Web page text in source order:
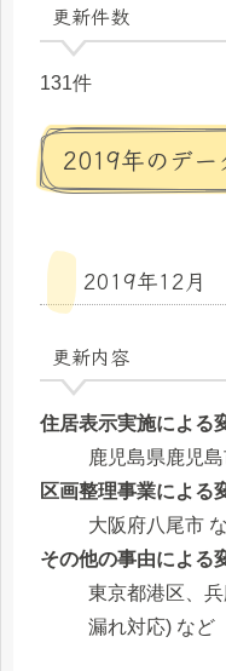
更新件数
131件
2019年のデー
2019年12月
更新内容
住居表示実施による
鹿児島県鹿児
区画整理事業による
大阪府八尾市
その他の事由による
東京都港区、
漏れ対応) など